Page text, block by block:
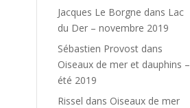
Jacques Le Borgne dans Lac
du Der – novembre 2019
Sébastien Provost dans
Oiseaux de mer et dauphins –
été 2019
Rissel dans Oiseaux de mer